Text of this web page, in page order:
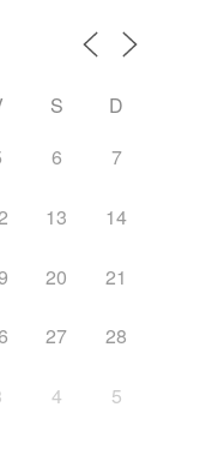
S
D
6 7
13 14
20 21
27 28
4 5